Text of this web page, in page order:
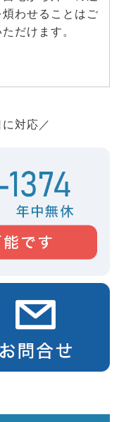
わせることはご
だけます。
対応／